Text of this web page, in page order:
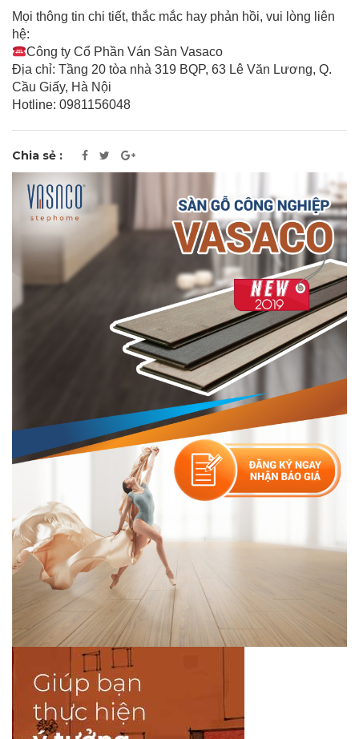
Mọi thông tin chi tiết, thắc mắc hay phản hồi, vui lòng liên
hệ:
Công ty Cổ Phần Ván Sàn Vasaco
Địa chỉ: Tầng 20 tòa nhà 319 BQP, 63 Lê Văn Lương, Q.
Cầu Giấy, Hà Nội
Hotline: 0981156048
Chia sẻ :